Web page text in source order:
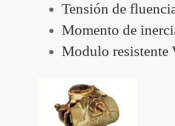
Tensión de
Momento de
Modulo resistente